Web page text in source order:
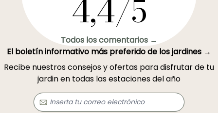
4,4/5
Todos los comentarios →
El boletín informativo más preferido de los jardines →
Recibe nuestros consejos y ofertas para disfrutar de tu
jardin en todas las estaciones del año